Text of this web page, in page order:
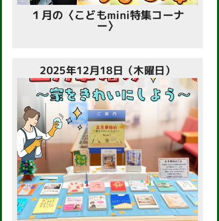
１月の〈こどもmini特集コーナ
ー〉
2025年12月18日（木曜日）